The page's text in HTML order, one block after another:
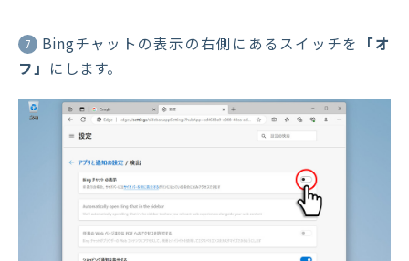
7 Bingチャットの表示の右側にあるスイッチを
「オ
フ」 にします。